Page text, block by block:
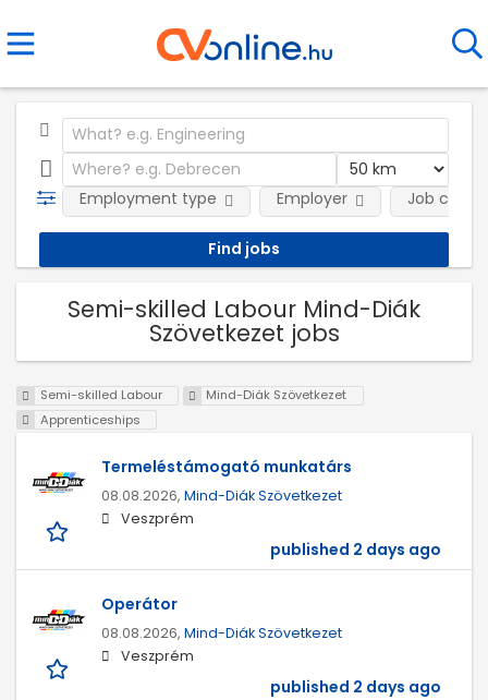
Employment type Employer Job
Semi-skilled Labour Mind-Diák
Szövetkezet jobs
Semi-skilled Labour
Mind-Diák Szövetkezet
Apprenticeships
Termeléstámogató munkatárs
08.08.2026, Mind-Diák Szövetkezet
Veszprém
published 2 days ago
Operátor
08.08.2026, Mind-Diák Szövetkezet
Veszprém
published 2 days ago